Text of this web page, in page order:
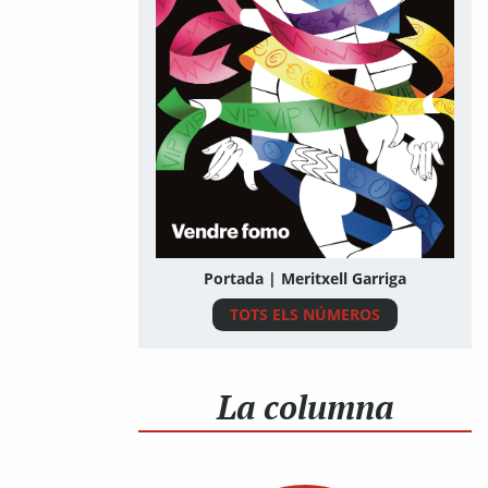
Portada | Meritxell Garriga
TOTS ELS NÚMEROS
La columna